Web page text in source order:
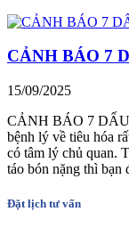
CẢNH BÁO 7
15/09/2025
CẢNH BÁO 7
bệnh lý về tiêu hóa
có tâm lý chủ quan.
táo bón nặng thì
Đặt lịch tư vấn